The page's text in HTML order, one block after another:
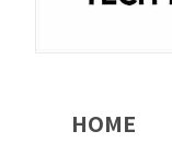
HOME